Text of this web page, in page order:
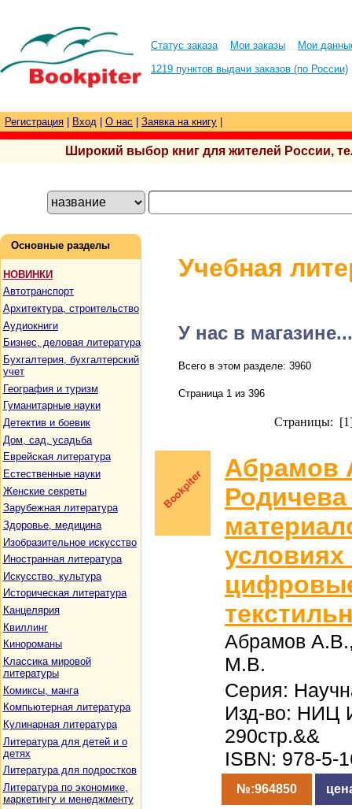
Статус заказа Мои заказы
Мои
1219 пунктов выдачи заказов (по России)
Регистрация Вход О нас Заявка на книгу
Широкий выбор книг для жителей России,
Основные разделы
НОВИНКИ
Автотранспорт
Архитектура, строительство
Аудиокниги
Бизнес, деловая литература
Бухгалтерия, бухгалтерский
учет
География и туризм
Гуманитарные науки
Детектив и боевик
Дом, сад, усадьба
Еврейская литература
Естественные науки
Женские секреты
Зарубежная литература
Здоровье, медицина
Изобразительное искусство
Иностранная литература
Искусство, культура
Историческая литература
Канцелярия
Квиллинг
Кинороманы
Классика мировой
литературы
Комиксы, манга
Компьютерная литература
Кулинарная литература
Литература для детей и о
детях
Литература для подростков
Литература по экономике,
маркетингу и менеджменту
Учебная
У нас в магазине...
Всего в этом разделе: 3960
Страница 1 из 396
Страницы:
Абрамов
Родичева
условиях
Абрамов
М.В.
Серия:
Изд-во: НИЦ
290стр.&&
ISBN: 978-5-
№:964850